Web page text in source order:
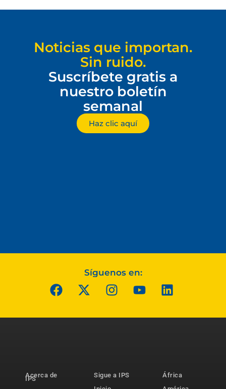
Noticias que importan.
Sin ruido.
Suscríbete gratis a
nuestro boletín
semanal
Haz clic aquí
Síguenos en:
Acerca de
IPS
Sigue a IPS
África